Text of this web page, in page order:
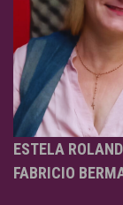
ESTELA
FABRICIO